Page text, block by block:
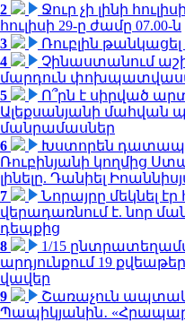
2
Ջուր չի լինի
հուլիսի 29-ը ժամը 07.00-ն
3
Ռուբլին
4
Չինաստանում
մարդուն
5
Ո՞րն է սիրված
Ալեքսանյանի մահվան
մանրամասներ
6
Խստորեն
Ռուբինյանի կողմից
լինելը. Դանիել
7
Նորայրը մեկնել
վերադառնում է. նոր
դեպքից
8
1/15
արդյունքում 19
վավեր
9
Շառաչուն
Պապիկյանին․